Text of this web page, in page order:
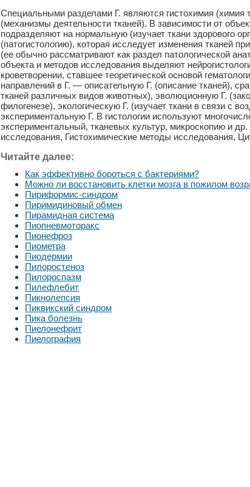
Специальными разделами Г. являются гистохимия (химия
(механизмы деятельности тканей). В зависимости от
подразделяют на нормальную (изучает ткани здорового
(патогистологию), которая исследует изменения тканей
(ее обычно рассматривают как раздел патологической
объекта и методов исследования выделяют
кроветворении, ставшее теоретической основой
направлений в Г. — описательную Г. (описание тканей),
тканей различных видов животных), эволюционную Г.
филогенезе), экологическую Г. (изучает ткани в связи с
экспериментальную Г. В гистологии используют
экспериментальный, тканевых культур, микроскопию и
исследования, Гистохимические методы исследования,
Читайте далее:
Как эффективно бороться с бактериями?
Можно ли восстановить клетки мозга в пожилом
Пириформис-синдром
Пиримидиновый обмен
Пирамидная система
Пиопневмоторакс
Пионефроз
Пиометра
Пиодермии
Пилоростеноз
Пилороспазм
Пилефлебит
Пикнолепсия
Пиквикский синдром
Пика болезнь
Пиелонефрит
Пиелография